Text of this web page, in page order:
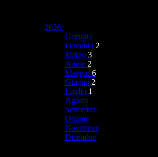
2026
Gennaio
Febbraio 2
Marzo 3
Aprile 2
Maggio 6
Giugno 2
Luglio 1
Agosto
Settembre
Ottobre
Novembre
Dicembre